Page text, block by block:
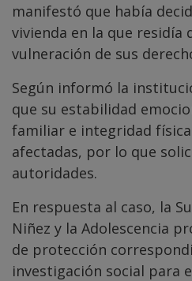
manifestó que había
vivienda en la que residía
vulneración de sus
Según informó la
que su estabilidad
familiar e integridad
afectadas, por lo que
autoridades.
En respuesta al caso, la
Niñez y la Adolescencia
de protección
investigación social para